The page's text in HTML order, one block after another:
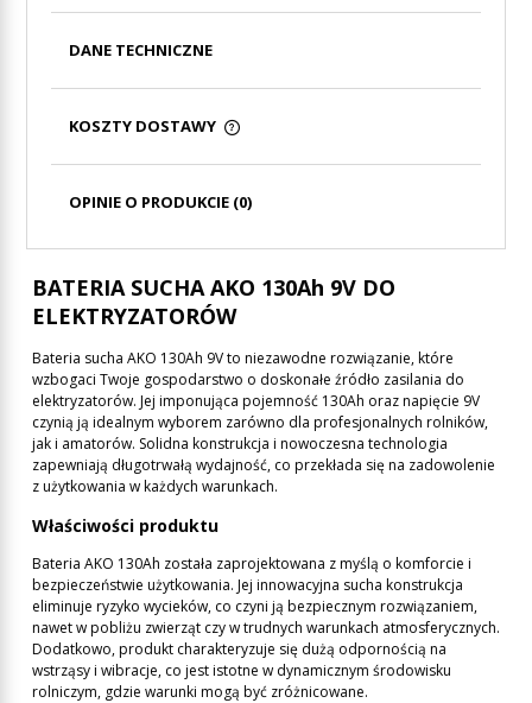
DANE TECHNICZNE
KOSZTY DOSTAWY
PŁATNOŚCI
OPINIE O PRODUKCIE (0)
BATERIA SUCHA AKO 130Ah 9V DO
ELEKTRYZATORÓW
Bateria sucha AKO 130Ah 9V to niezawodne rozwiązanie, które
wzbogaci Twoje gospodarstwo o doskonałe źródło zasilania do
elektryzatorów. Jej imponująca pojemność 130Ah oraz napięcie 9V
czynią ją idealnym wyborem zarówno dla profesjonalnych rolników,
jak i amatorów. Solidna konstrukcja i nowoczesna technologia
zapewniają długotrwałą wydajność, co przekłada się na zadowolenie
z użytkowania w każdych warunkach.
Właściwości produktu
Bateria AKO 130Ah została zaprojektowana z myślą o komforcie i
bezpieczeństwie użytkowania. Jej innowacyjna sucha konstrukcja
eliminuje ryzyko wycieków, co czyni ją bezpiecznym rozwiązaniem,
nawet w pobliżu zwierząt czy w trudnych warunkach atmosferycznych.
Dodatkowo, produkt charakteryzuje się dużą odpornością na
wstrząsy i wibracje, co jest istotne w dynamicznym środowisku
rolniczym, gdzie warunki mogą być zróżnicowane.